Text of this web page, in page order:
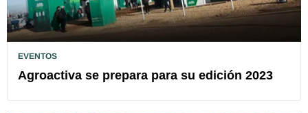
EVENTOS
Agroactiva se prepara para su edición 2023